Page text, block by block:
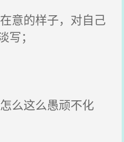
意的样子，对自己
；
么这么愚顽不化